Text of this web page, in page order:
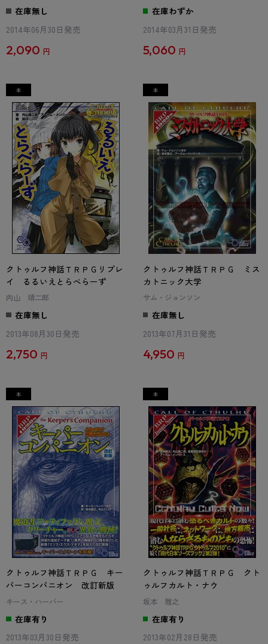
在庫無し
2014年06月30日発売
2,090 円
在庫わずか
2014年03月31日発売
5,060 円
クトゥルフ神話ＴＲＰＧリプレ
イ るるいえとらべらーず
内山 靖二郎
在庫無し
2013年08月30日発売
2,750 円
クトゥルフ神話ＴＲＰＧ ミス
カトニック大学
サム・ジョンソン
在庫無し
2013年07月31日発売
4,950 円
クトゥルフ神話ＴＲＰＧ キー
パーコンパニオン 改訂新版
キース・ハーバー
在庫有り
2013年03月30日発売
クトゥルフ神話ＴＲＰＧ クト
ゥルフカルト・ナウ
坂本 雅之
在庫有り
2013年02月28日発売